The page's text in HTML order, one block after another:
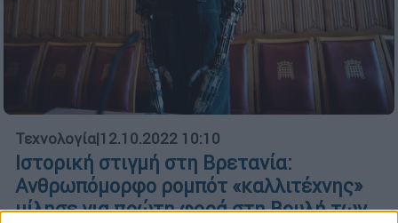
Τεχνολογία|12.10.2022 10:10
Ιστορική στιγμή στη Βρετανία:
Ανθρωπόμορφο ρομπότ «καλλιτέχνης»
μίλησε για πρώτη φορά στη Βουλή των